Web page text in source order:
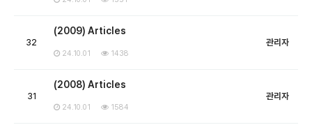
32
(2009) Articles
24.10.01 1438
관리자
31
(2008) Articles
24.10.01 1584
관리자